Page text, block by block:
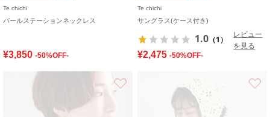
Te chichi
パールステーションネックレス
¥3,850 -50%OFF-
Te chichi
サングラス(ケース付き)
1.0 （1）
レビュー
を見る
¥2,475 -50%OFF-